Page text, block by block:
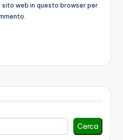
sito web in questo browser per
Cerca